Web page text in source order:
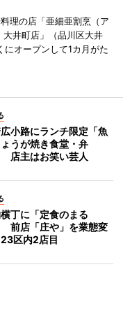
理の店「亜細亜割烹（ア
井町店」（品川区大井
にオープンして1カ月がた
小路にランチ限定「魚
うが焼き食堂・弁
店主はお笑い芸人
丁に「定食のまる
前店「庄や」を業態変
区内2店目